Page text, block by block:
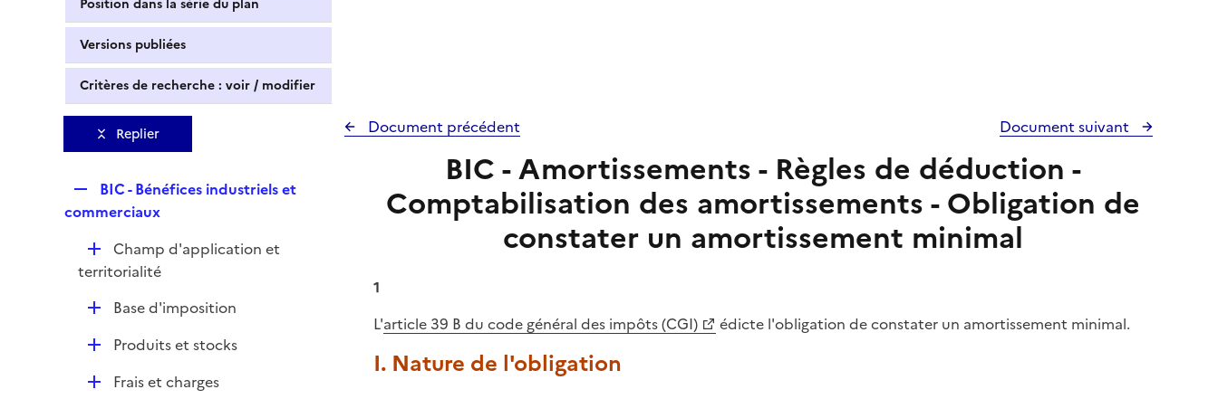
Position dans la série du plan
Versions publiées
Critères de recherche : voir / modifier
Replier
e
l
i
e
r
BIC - Bénéfices industriels et
commerciaux
D
é
Champ d'application et
territorialité
DBase d'imposition
DProduits et stocks
DFrais et charges
Document précédent Document suivant
BIC - Amortissements - Règles de déduction -
Comptabilisation des amortissements - Obligation de
constater un amortissement minimal
1
L'article 39 B du code général des impôts (CGI) édicte l'obligation de constater un amortissement minimal.
I. Nature de l'obligation